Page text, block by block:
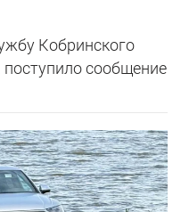
Кобринского
сообщение